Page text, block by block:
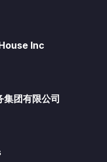
Inc
团有限公司